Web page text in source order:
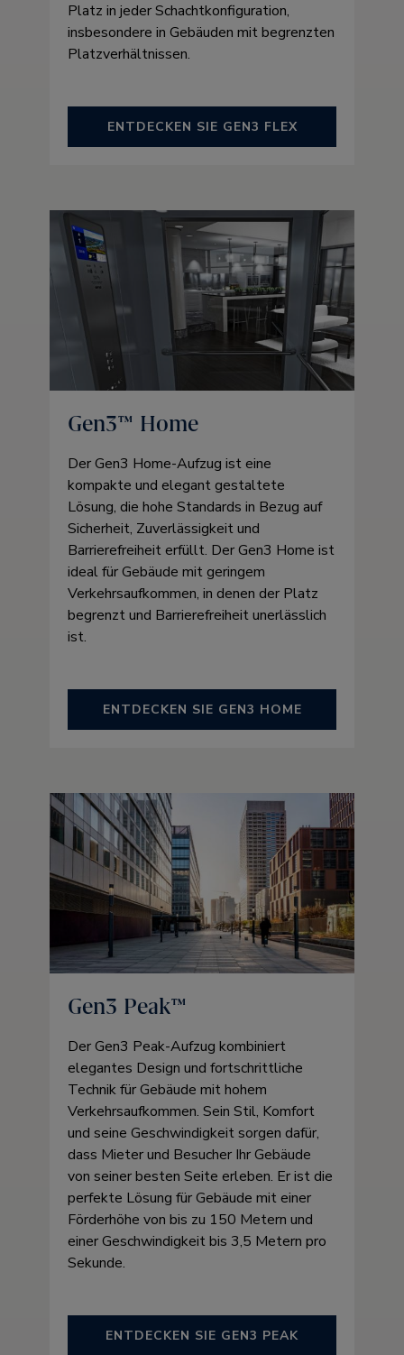
Platz in jeder Schachtkonfiguration,
insbesondere in Gebäuden mit begrenzten
Platzverhältnissen.
ENTDECKEN SIE GEN3 FLEX
Gen3™ Home
Der Gen3 Home-Aufzug ist eine
kompakte und elegant gestaltete
Lösung, die hohe Standards in Bezug auf
Sicherheit, Zuverlässigkeit und
Barrierefreiheit erfüllt. Der Gen3 Home ist
ideal für Gebäude mit geringem
Verkehrsaufkommen, in denen der Platz
begrenzt und Barrierefreiheit unerlässlich
ist.
ENTDECKEN SIE GEN3 HOME
Gen3 Peak™
Der Gen3 Peak-Aufzug kombiniert
elegantes Design und fortschrittliche
Technik für Gebäude mit hohem
Verkehrsaufkommen. Sein Stil, Komfort
und seine Geschwindigkeit sorgen dafür,
dass Mieter und Besucher Ihr Gebäude
von seiner besten Seite erleben. Er ist die
perfekte Lösung für Gebäude mit einer
Förderhöhe von bis zu 150 Metern und
einer Geschwindigkeit bis 3,5 Metern pro
Sekunde.
ENTDECKEN SIE GEN3 PEAK